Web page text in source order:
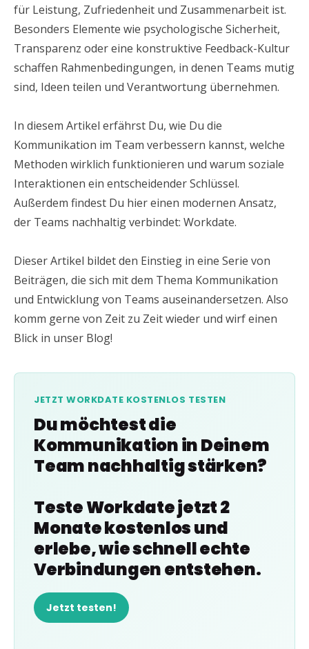
für Leistung, Zufriedenheit und Zusammenarbeit ist.
Besonders Elemente wie psychologische Sicherheit,
Transparenz oder eine konstruktive Feedback-Kultur
schaffen Rahmenbedingungen, in denen Teams mutig
sind, Ideen teilen und Verantwortung übernehmen.
In diesem Artikel erfährst Du, wie Du die
Kommunikation im Team verbessern kannst, welche
Methoden wirklich funktionieren und warum soziale
Interaktionen ein entscheidender Schlüssel.
Außerdem findest Du hier einen modernen Ansatz,
der Teams nachhaltig verbindet: Workdate.
Dieser Artikel bildet den Einstieg in eine Serie von
Beiträgen, die sich mit dem Thema Kommunikation
und Entwicklung von Teams auseinandersetzen. Also
komm gerne von Zeit zu Zeit wieder und wirf einen
Blick in unser Blog!
JETZT WORKDATE KOSTENLOS TESTEN
Du möchtest die
Kommunikation in Deinem
Team nachhaltig stärken?
Teste Workdate jetzt 2
Monate kostenlos und
erlebe, wie schnell echte
Verbindungen entstehen.
Jetzt testen!